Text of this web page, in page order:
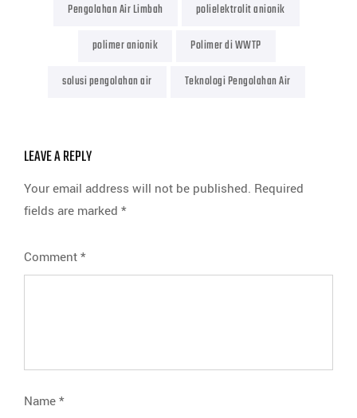
Pengolahan Air Limbah
polielektrolit anionik
polimer anionik
Polimer di WWTP
solusi pengolahan air
Teknologi Pengolahan Air
LEAVE A REPLY
Your email address will not be published. Required
fields are marked *
Comment*
Name*